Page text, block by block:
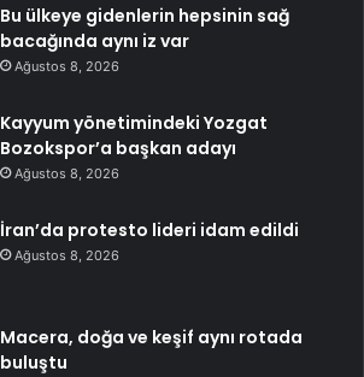
Bu ülkeye gidenlerin hepsinin sağ
bacağında aynı iz var
Ağustos 8, 2026
Kayyum yönetimindeki Yozgat
Bozokspor’a başkan adayı
Ağustos 8, 2026
İran’da protesto lideri idam edildi
Ağustos 8, 2026
Macera, doğa ve keşif aynı rotada
buluştu